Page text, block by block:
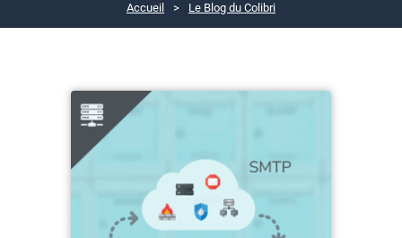
Accueil Le Blog du Colibri